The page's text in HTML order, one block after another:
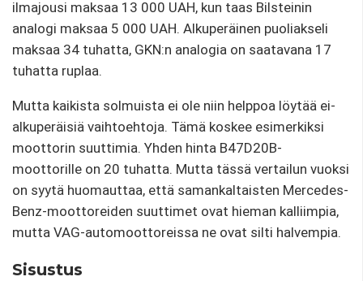
ilmajousi maksaa 13 000 UAH, kun taas Bilsteinin
analogi maksaa 5 000 UAH. Alkuperäinen puoliakseli
maksaa 34 tuhatta, GKN:n analogia on saatavana 17
tuhatta ruplaa.
Mutta kaikista solmuista ei ole niin helppoa löytää ei-
alkuperäisiä vaihtoehtoja. Tämä koskee esimerkiksi
moottorin suuttimia. Yhden hinta B47D20B-
moottorille on 20 tuhatta. Mutta tässä vertailun vuoksi
on syytä huomauttaa, että samankaltaisten Mercedes-
Benz-moottoreiden suuttimet ovat hieman kalliimpia,
mutta VAG-automoottoreissa ne ovat silti halvempia.
Sisustus